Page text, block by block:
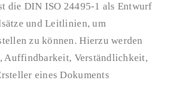
die DIN ISO 24495-1 als Entwurf
und Leitlinien, um
zu können. Hierzu werden
Auffindbarkeit, Verständlichkeit,
eines Dokuments